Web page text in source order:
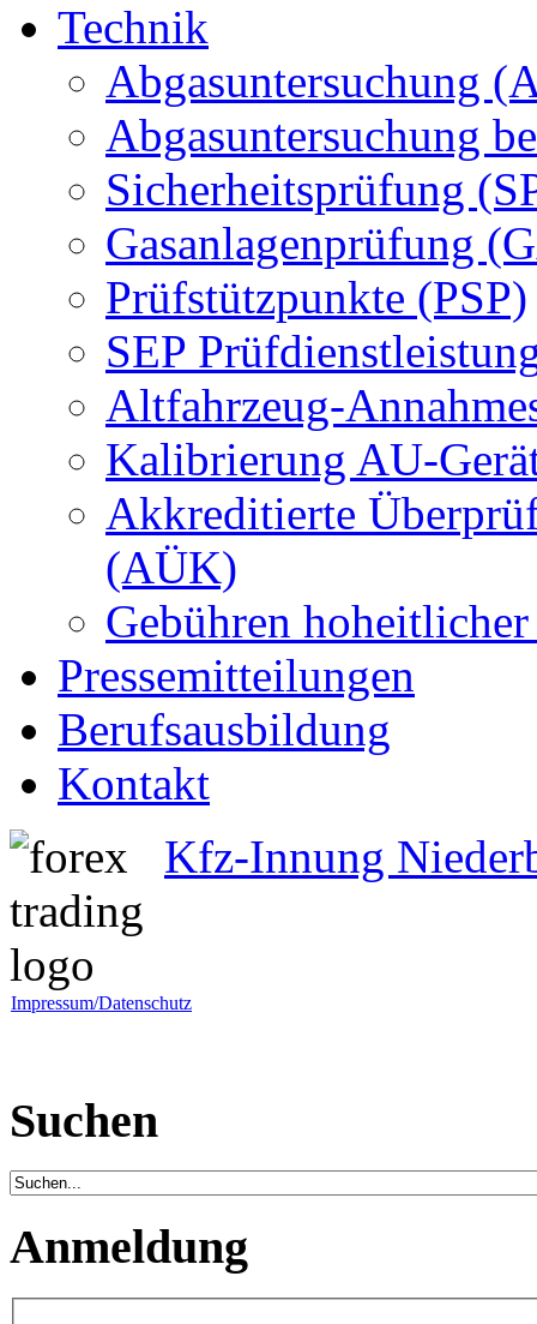
Technik
Abgasuntersuchung
Abgasuntersuchung
Sicherheitsprüfung
Gasanlagenprüfung
Prüfstützpunkte (PSP)
SEP
Altfahrzeug-
Kalibrierung AU-
Akkreditierte
(AÜK)
Gebühren
Pressemitteilungen
Berufsausbildung
Kontakt
Kfz-Innung
Impressum/Datenschutz
Suchen
Anmeldung